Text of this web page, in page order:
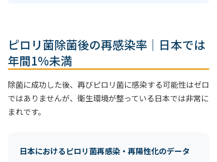
ピロリ菌除菌後の再感染率｜日本では
年間1%未満
除菌に成功した後、再びピロリ菌に感染する可能性はゼロ
ではありませんが、衛生環境が整っている日本では非常に
まれです。
日本におけるピロリ菌再感染・再陽性化のデータ